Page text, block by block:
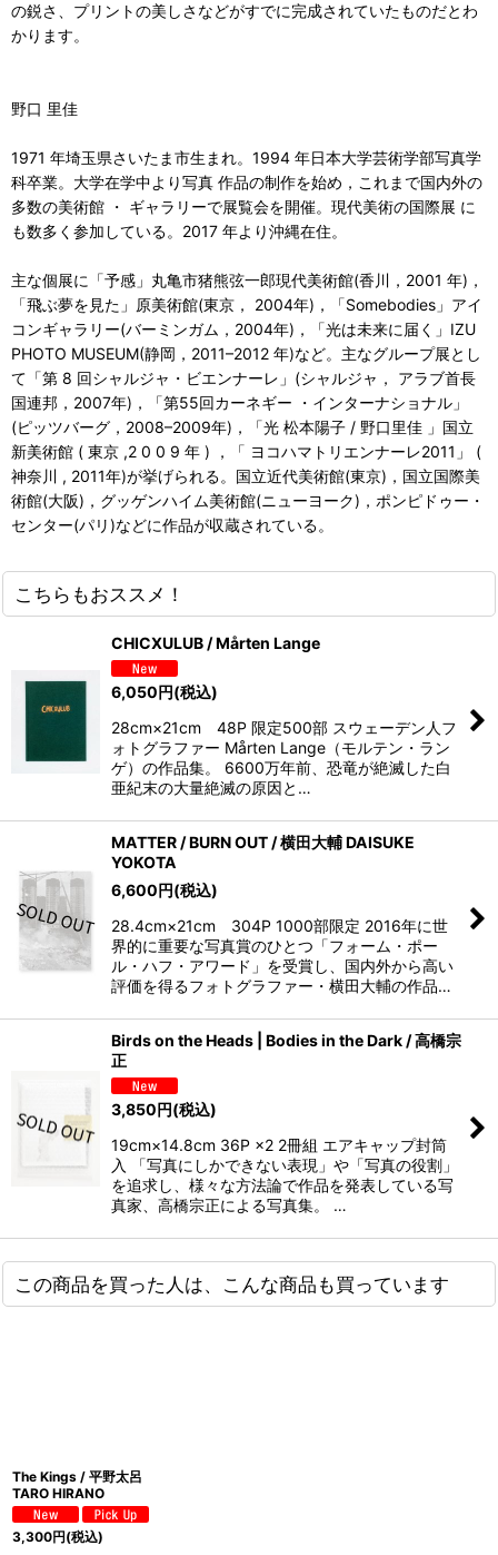
の鋭さ、プリントの美しさなどがすでに完成されていたものだとわ
かります。
野口 里佳
1971 年埼玉県さいたま市生まれ。1994 年日本大学芸術学部写真学
科卒業。大学在学中より写真 作品の制作を始め，これまで国内外の
多数の美術館 ・ ギャラリーで展覧会を開催。現代美術の国際展 に
も数多く参加している。2017 年より沖縄在住。
主な個展に「予感」丸亀市猪熊弦一郎現代美術館(香川，2001 年)，
「飛ぶ夢を見た」原美術館(東京， 2004年)，「Somebodies」アイ
コンギャラリー(バーミンガム，2004年)，「光は未来に届く」IZU
PHOTO MUSEUM(静岡，2011–2012 年)など。主なグループ展とし
て「第 8 回シャルジャ・ビエンナーレ」(シャルジャ， アラブ首長
国連邦，2007年)，「第55回カーネギー ・インターナショナル」
(ピッツバーグ，2008–2009年)，「光 松本陽子 / 野口里佳 」国立
新美術館 ( 東京 ,2 0 0 9 年 ) ，「 ヨコハマトリエンナーレ2011」 (
神奈川 , 2011年)が挙げられる。国立近代美術館(東京)，国立国際美
術館(大阪)，グッゲンハイム美術館(ニューヨーク)，ポンピドゥー・
センター(パリ)などに作品が収蔵されている。
こちらもおススメ！
CHICXULUB / Mårten Lange
6,050円(税込)
28cm×21cm 48P 限定500部 スウェーデン人フ
ォトグラファー Mårten Lange（モルテン・ラン
ゲ）の作品集。 6600万年前、恐竜が絶滅した白
亜紀末の大量絶滅の原因と…
MATTER / BURN OUT / 横田大輔 DAISUKE
YOKOTA
6,600円(税込)
28.4cm×21cm 304P 1000部限定 2016年に世
界的に重要な写真賞のひとつ「フォーム・ポー
ル・ハフ・アワード」を受賞し、国内外から高い
評価を得るフォトグラファー・横田大輔の作品…
Birds on the Heads | Bodies in the Dark / 高橋宗
正
3,850円(税込)
19cm×14.8cm 36P ×2 2冊組 エアキャップ封筒
入 「写真にしかできない表現」や「写真の役割」
を追求し、様々な方法論で作品を発表している写
真家、高橋宗正による写真集。 …
この商品を買った人は、こんな商品も買っています
The Kings / 平野太呂
TARO HIRANO
3,300円(税込)